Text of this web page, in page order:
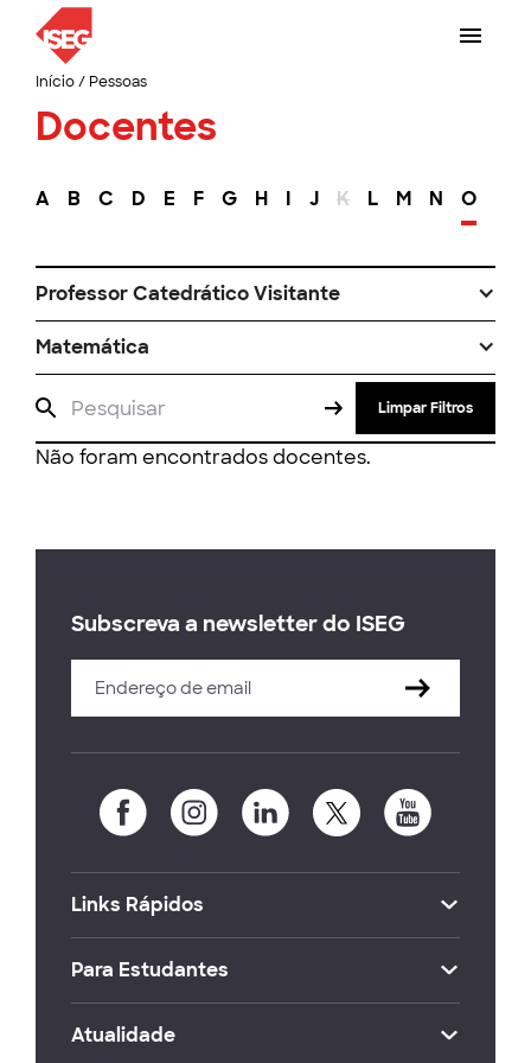
Início/ Pessoas
Docentes
A B C D E F G H I J K L M N O
Professor Catedrático Visitante
Matemática
Limpar Filtros
Não foram encontrados docentes.
Subscreva a newsletter do ISEG
Links Rápidos
Para Estudantes
Atualidade